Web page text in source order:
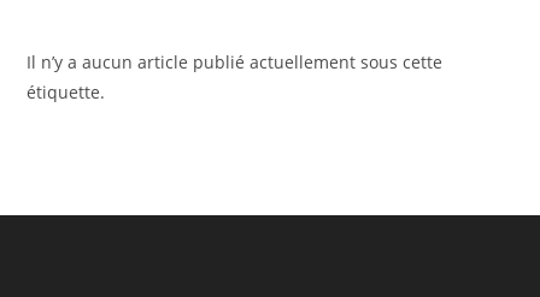
Il n’y a aucun article publié actuellement sous cette
étiquette.